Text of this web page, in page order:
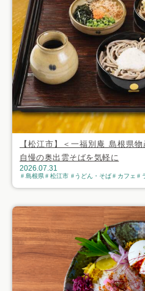
【松江市】＜一福別庵 島根県
自慢の奥出雲そばを気軽に
2026.07.31
島根県 松江市 うどん・そば カフェ